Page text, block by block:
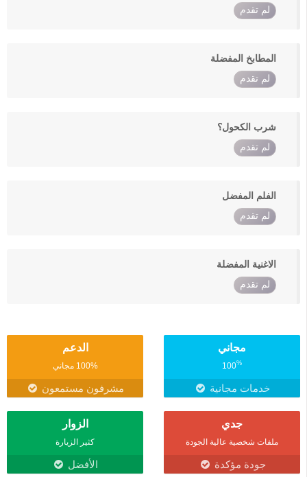
لم تقدم
المطابخ المفضلة
لم تقدم
شرب الكحول؟
لم تقدم
الفلم المفضل
لم تقدم
الاغنية المفضلة
لم تقدم
مجاني
100%
خدمات مجانية
الدعم
100% مجاني
مشرفون مستمعون
جدي
ملفات شخصية عالية الجودة
جودة مؤكدة
الزوار
كثير الزيارة
الأفضل